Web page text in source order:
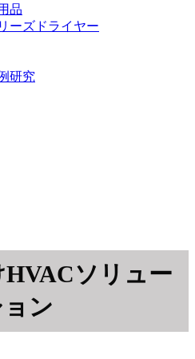
品
ーズドライヤー
研究
ソリュー
ョン